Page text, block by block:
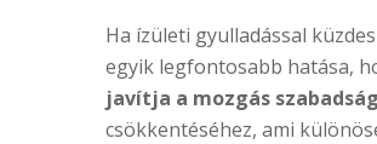
Ha ízületi gyulladással
egyik legfontosabb hatása,
javítja a mozgás
csökkentéséhez, ami